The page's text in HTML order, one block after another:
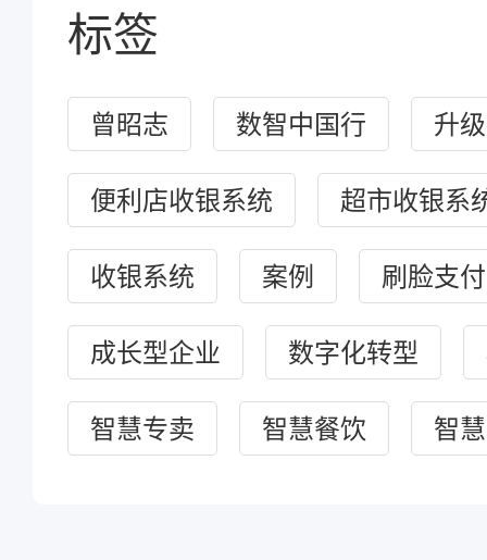
标签
曾昭志 数智中国行 升
便利店收银系统 超市收银系
收银系统 案例 刷脸支付
成长型企业 数字化转型
智慧专卖 智慧餐饮 智